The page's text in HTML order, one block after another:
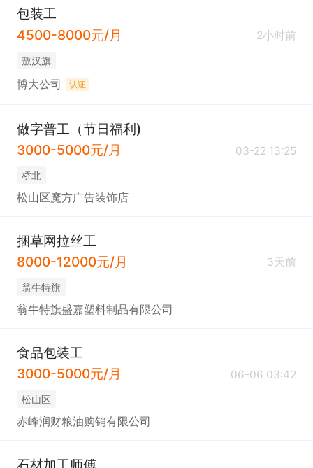
包装工
4500-8000元/月
2小时前
敖汉旗
博大公司 认证
做字普工（节日福利)
3000-5000元/月
03-22 13:25
桥北
松山区魔方广告装饰店
捆草网拉丝工
8000-12000元/月
3天前
翁牛特旗
翁牛特旗盛嘉塑料制品有限公司
食品包装工
3000-5000元/月
06-06 03:42
松山区
赤峰润财粮油购销有限公司
石材加工师傅